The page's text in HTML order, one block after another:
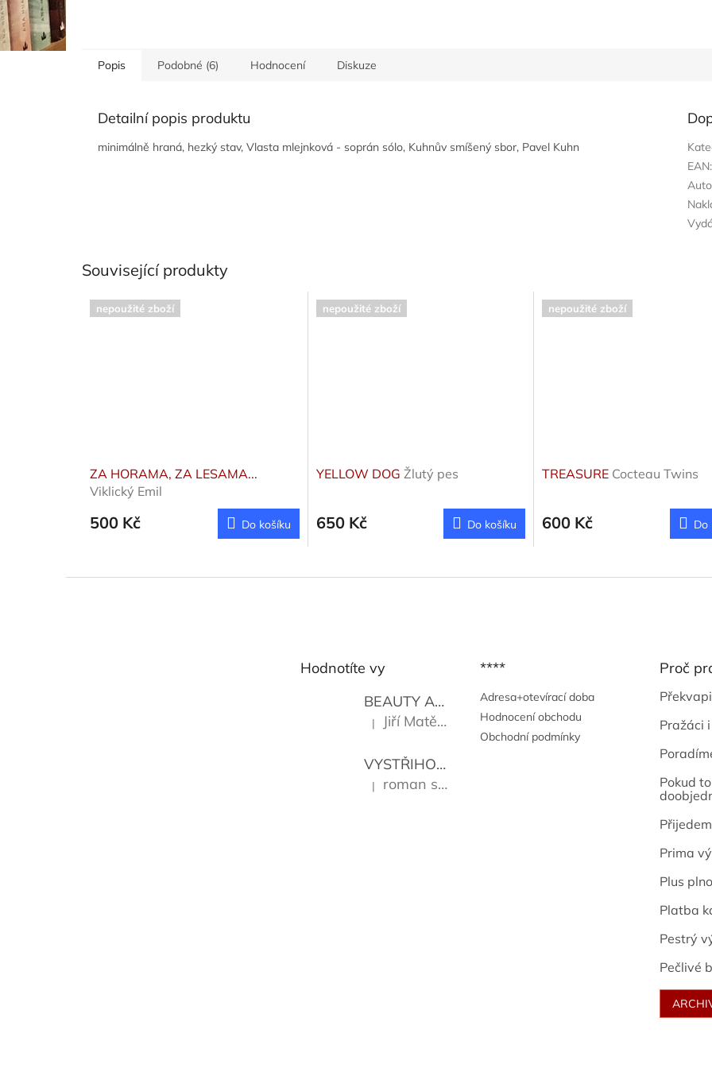
Popis Podobné (6) Hodnocení Diskuze
Detailní popis produktu
minimálně hraná, hezký stav, Vlasta mlejnková - soprán sólo, Kuhnův smíšený sbor, Pavel Kuhn
EAN:
Související produkty
nepoužité zboží
ZA HORAMA, ZA LESAMA...
Viklický Emil
500 Kč Do košíku
nepoužité zboží
YELLOW DOG Žlutý pes
650 Kč Do košíku
nepoužité zboží
TREASURE Cocteau Twins
600 Kč Do
Hodnotíte vy
BEAUTY AND THE BEAT
Go Go's
Hodnocení produktu je 5 z 5 hvězdiček.
| Jiří Matějů
VYSTŘIHOVÁNKY - PRAŽSKÉ PAMÁTKY Kropáček
Hodnocení produktu je 5 z 5 hvězdiček.
| roman sekanina
****
Adresa+otevírací doba
Hodnocení obchodu
Obchodní podmínky
Proč
Pražáci
Pokud
Prima
Plus
Platba
Pestrý
Pečlivé